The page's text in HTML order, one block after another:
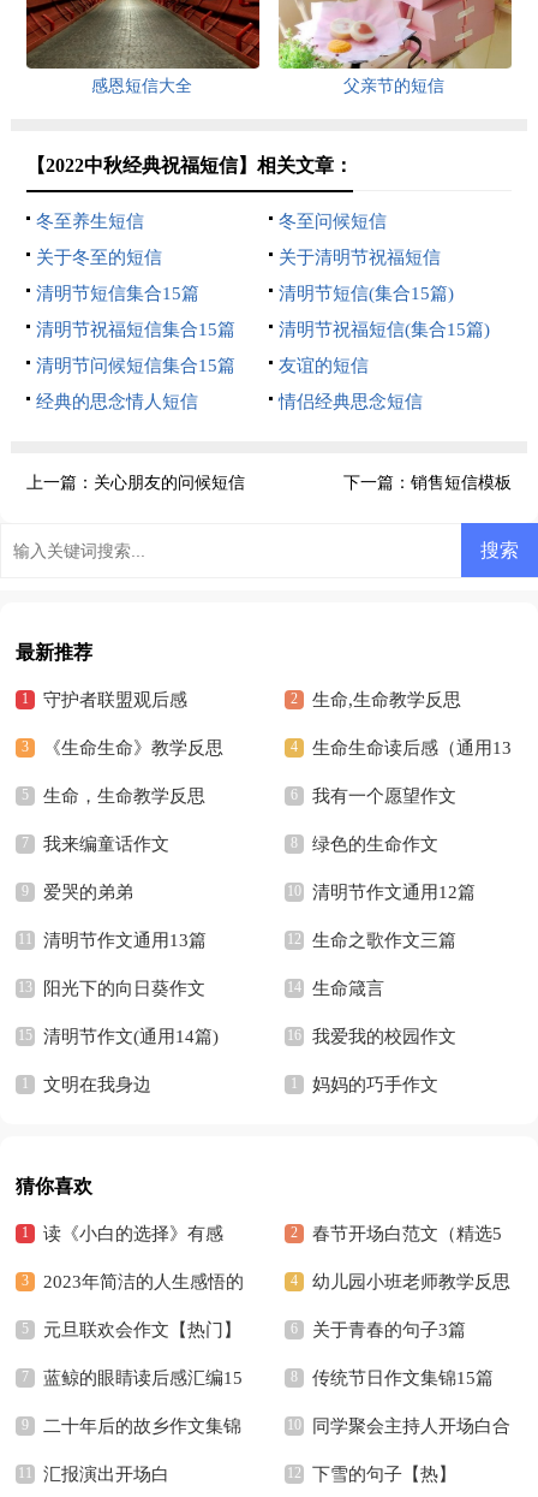
感恩短信大全 父亲节的短信
【2022中秋经典祝福短信】相关文章：
冬至养生短信
冬至问候短信
关于冬至的短信
关于清明节祝福短信
清明节短信集合15篇
清明节短信(集合15篇)
清明节祝福短信集合15篇
清明节祝福短信(集合15篇)
清明节问候短信集合15篇
友谊的短信
经典的思念情人短信
情侣经典思念短信
上一篇： 关心朋友的问候短信 下一篇：销售短信模板
最新推荐
守护者联盟观后感 生命,生命教学反思
《生命生命》教学反思 生命生命读后感（通用13
篇）
生命，生命教学反思 我有一个愿望作文
我来编童话作文 绿色的生命作文
爱哭的弟弟 清明节作文通用12篇
清明节作文通用13篇 生命之歌作文三篇
阳光下的向日葵作文 生命箴言
清明节作文(通用14篇) 我爱我的校园作文
文明在我身边 妈妈的巧手作文
猜你喜欢
读《小白的选择》有感 春节开场白范文（精选5
篇）
2023年简洁的人生感悟的
好句摘录36条
幼儿园小班老师教学反思
元旦联欢会作文【热门】 关于青春的句子3篇
蓝鲸的眼睛读后感汇编15
篇
传统节日作文集锦15篇
二十年后的故乡作文集锦
15篇
同学聚会主持人开场白合
集15篇
汇报演出开场白 下雪的句子【热】